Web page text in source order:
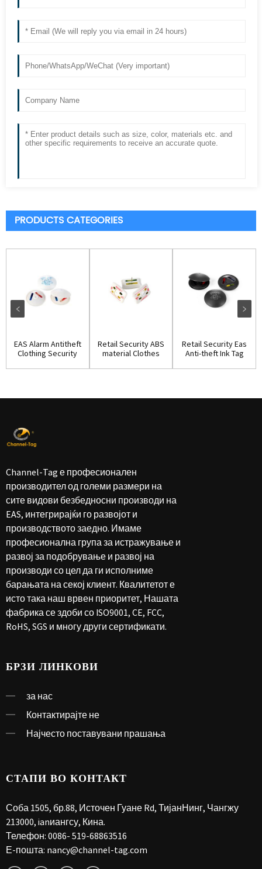
PRODUCTS CATEGORIES
EAS Alarm Antitheft
Clothing Security
Retail Security ABS
material Clothes
Retail Security Eas
Anti-theft Ink Tag
Channel-Tag е професионален
производител од големи размери на
сите видови безбедносни производи на
EAS, интегрирајќи го развојот и
производството заедно. Имаме
професионална група за истражување и
развој за подобрување и развој на
производи со цел да ги исполниме
барањата на секој клиент. Квалитетот е
исто така наш врвен приоритет, Нашата
фабрика се здоби со ISO9001, CE, FCC,
RoHS, SGS и многу други сертификати.
БРЗИ ЛИНКОВИ
за нас
Контактирајте не
Најчесто поставувани прашања
СТАПИ ВО КОНТАКТ
Соба 1505, бр.88, Источен Гуане Rd, ТијанНинг, Чангжу
213000, ianиангсу, Кина.
Телефон: 0086- 519-68863516
Е-пошта: nancy@channel-tag.com